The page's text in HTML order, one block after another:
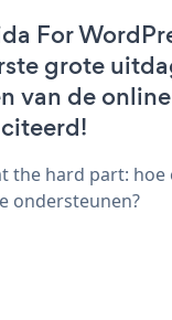
For
grote
van de
the hard part: hoe
ondersteunen?